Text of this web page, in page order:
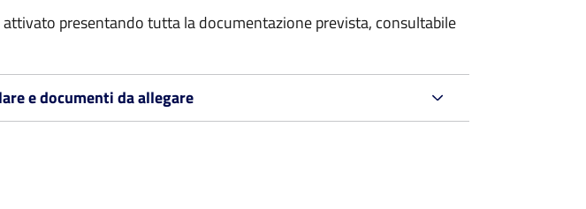
attivato presentando tutta la documentazione prevista, consultabile
e documenti da allegare